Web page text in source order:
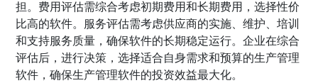
担。费用评估需综合考虑初期费用和长期费用，选择性价
比高的软件。服务评估需考虑供应商的实施、维护、培训
和支持服务质量，确保软件的长期稳定运行。企业在综合
评估后，进行决策，选择适合自身需求和预算的生产管理
软件，确保生产管理软件的投资效益最大化。